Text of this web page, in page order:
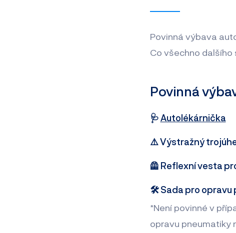
Povinná výbava
Co všechno
Povinná
🩺Autolékárnička
⚠️ Výstražný
🦺 Reflexní vesta
🛠️ Sada pro opravu
*Není povinné v
opravu pneumatiky